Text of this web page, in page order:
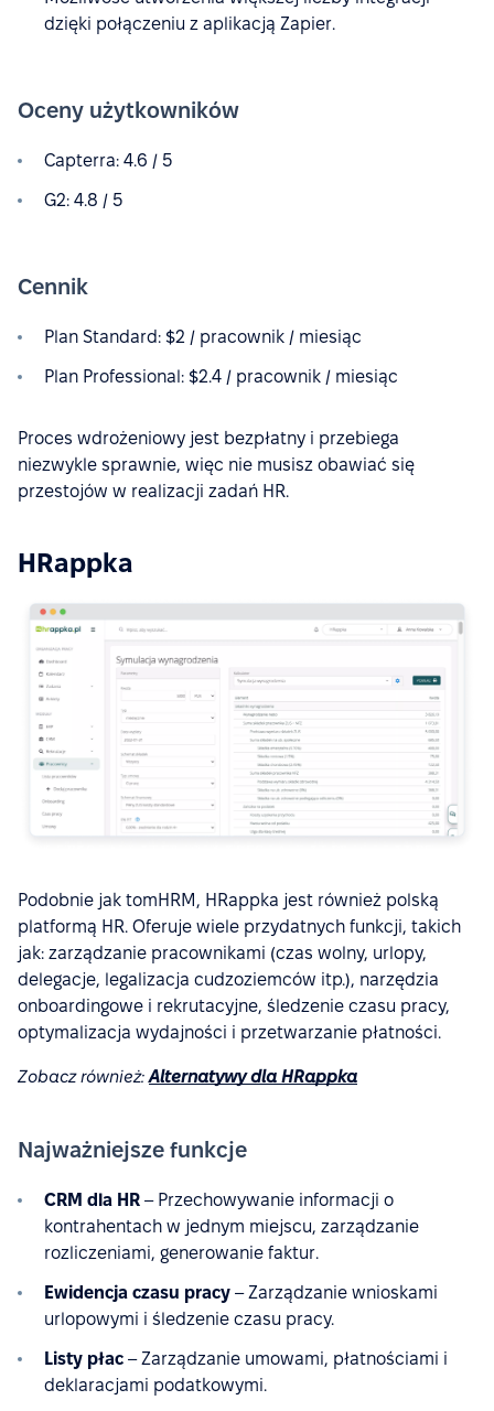
dzięki połączeniu z aplikacją Zapier.
Oceny użytkowników
Capterra: 4.6 / 5
G2: 4.8 / 5
Cennik
Plan Standard: $2 / pracownik / miesiąc
Plan Professional: $2.4 / pracownik / miesiąc
Proces wdrożeniowy jest bezpłatny i przebiega
niezwykle sprawnie, więc nie musisz obawiać się
przestojów w realizacji zadań HR.
HRappka
Podobnie jak tomHRM, HRappka jest również polską
platformą HR. Oferuje wiele przydatnych funkcji, takich
jak: zarządzanie pracownikami (czas wolny, urlopy,
delegacje, legalizacja cudzoziemców itp.), narzędzia
onboardingowe i rekrutacyjne, śledzenie czasu pracy,
optymalizacja wydajności i przetwarzanie płatności.
Zobacz również:Alternatywy dla HRappka
Najważniejsze funkcje
CRM dla HR – Przechowywanie informacji o
kontrahentach w jednym miejscu, zarządzanie
rozliczeniami, generowanie faktur.
Ewidencja czasu pracy – Zarządzanie wnioskami
urlopowymi i śledzenie czasu pracy.
Listy płac – Zarządzanie umowami, płatnościami i
deklaracjami podatkowymi.